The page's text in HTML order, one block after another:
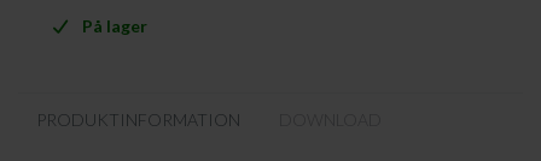
På lager
PRODUKTINFORMATION